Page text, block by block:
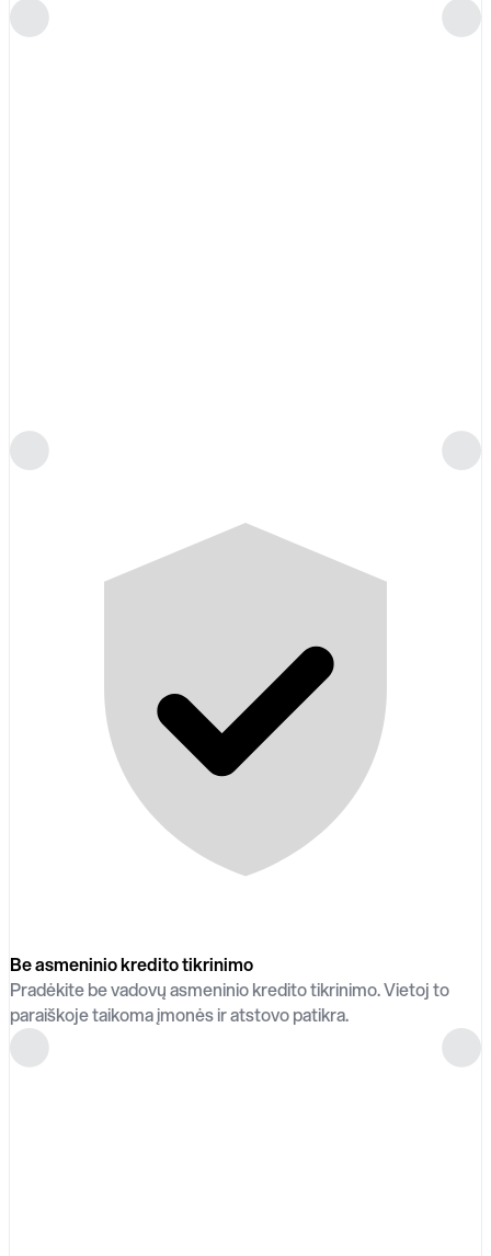
Be asmeninio kredito tikrinimo
Pradėkite be vadovų asmeninio kredito tikrinimo. Vietoj to
paraiškoje taikoma įmonės ir atstovo patikra.